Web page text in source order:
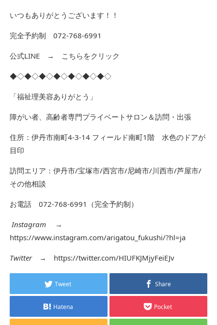
いつもありがとうございます！！
完全予約制 072-768-6991
公式LINE → こちらをクリック
◆◇◆◇◆◇◆◇◆◇◆◇◆◇
「福祉理美容ありがとう」
障がい者、高齢者専門プライベートサロン＆訪問・出張
住所：伊丹市南町4-3-14 フィールド南町1階 水色のドアが
目印
訪問エリア：伊丹市/宝塚市/西宮市/尼崎市/川西市/芦屋市/
その他相談
お電話 072-768-6991（完全予約制）
Instagram →
https://www.instagram.com/arigatou_fukushi/?hl=ja
Twitter→ https://twitter.com/HIUFKJMjyFeiEJv
Tweet Share
Hatena Pocket